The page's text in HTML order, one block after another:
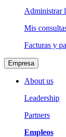
Administrar
Mis
Facturas y
Empresa
About us
Leadership
Partners
Empleos